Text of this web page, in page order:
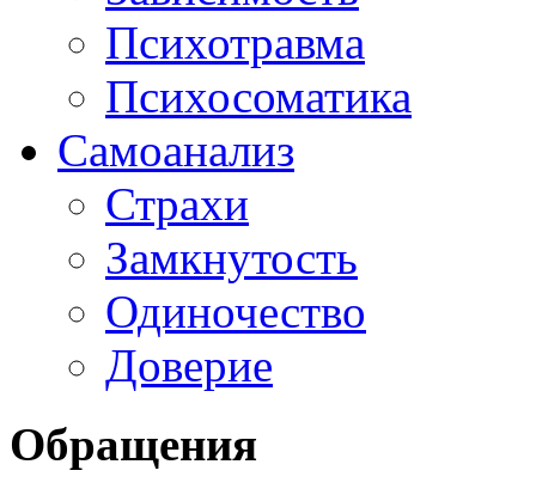
Психотравма
Психосоматика
Самоанализ
Страхи
Замкнутость
Одиночество
Доверие
Обращения